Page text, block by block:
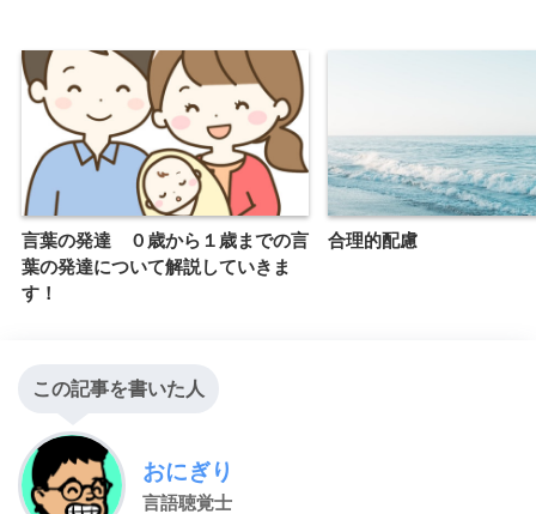
言葉の発達 ０歳から１歳までの言
葉の発達について解説していきま
す！
合理的配慮
この記事を書いた人
おにぎり
言語聴覚士